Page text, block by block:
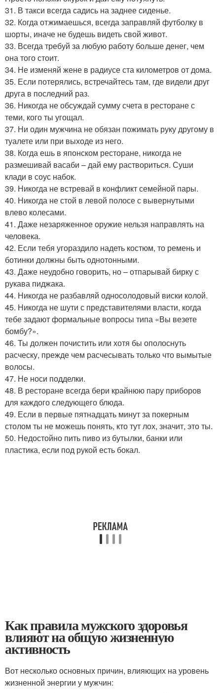
31. В такси всегда садись на заднее сиденье.
32. Когда отжимаешься, всегда заправляй футболку в
шорты, иначе не будешь видеть свой живот.
33. Всегда требуй за любую работу больше денег, чем
она того стоит.
34. Не изменяй жене в радиусе ста километров от дома.
35. Если потерялись, встречайтесь там, где видели друг
друга в последний раз.
36. Никогда не обсуждай сумму счета в ресторане с
теми, кого ты угощал.
37. Ни один мужчина не обязан пожимать руку другому в
туалете или при выходе из него.
38. Когда ешь в японском ресторане, никогда не
размешивай васаби – дай ему раствориться. Суши
клади в соус набок.
39. Никогда не встревай в конфликт семейной пары.
40. Никогда не стой в левой полосе с вывернутыми
влево колесами.
41. Даже незаряженное оружие нельзя направлять на
человека.
42. Если тебя угораздило надеть костюм, то ремень и
ботинки должны быть однотонными.
43. Даже неудобно говорить, но – отпарывай бирку с
рукава пиджака.
44. Никогда не разбавляй односолодовый виски колой.
45. Никогда не шути с представителями власти, когда
тебе задают формальные вопросы типа «Вы везете
бомбу?».
46. Ты должен почистить или хотя бы ополоснуть
расческу, прежде чем расчесывать только что вымытые
волосы.
47. Не носи подделки.
48. В ресторане всегда бери крайнюю пару приборов
для каждого следующего блюда.
49. Если в первые пятнадцать минут за покерным
столом ты не можешь понять, кто тут лох, значит, это ты.
50. Недостойно пить пиво из бутылки, банки или
пластика, если под рукой есть бокал.
Как правила мужского здоровья
влияют на общую жизненную
активность
Вот несколько основных причин, влияющих на уровень
жизненной энергии у мужчин: